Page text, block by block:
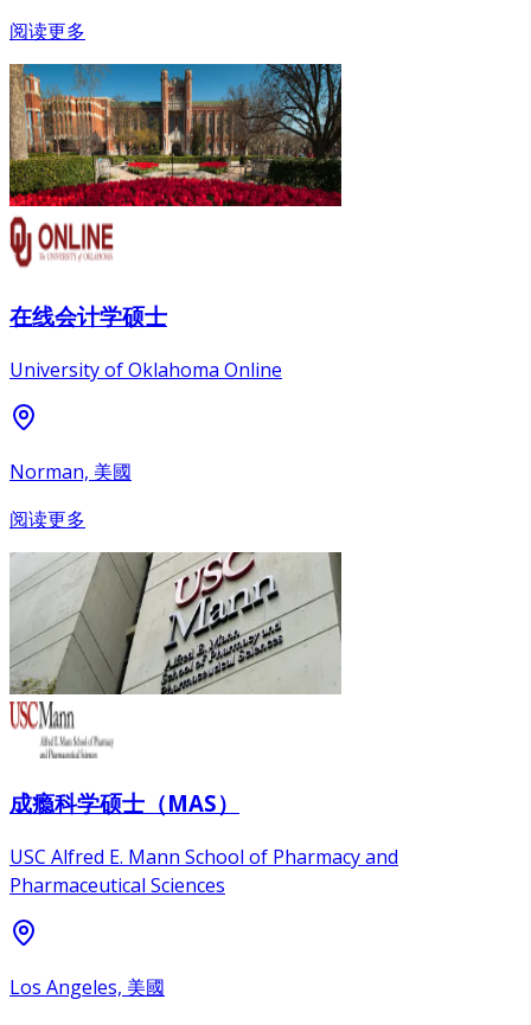
阅读更多
在线会计学硕士
University of Oklahoma Online
Norman, 美國
阅读更多
成瘾科学硕士（MAS）
USC Alfred E. Mann School of Pharmacy and
Pharmaceutical Sciences
Los Angeles, 美國